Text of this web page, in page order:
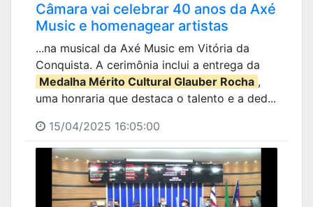
Câmara vai celebrar 40 anos da Axé
Music e homenagear artistas
...na musical da Axé Music em Vitória da
Conquista. A cerimônia inclui a entrega da
Medalha Mérito Cultural Glauber Rocha ,
uma honraria que destaca o talento e a ded...
15/04/2025 16:05:00